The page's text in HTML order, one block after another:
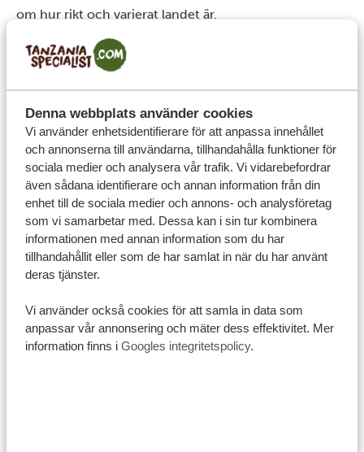
Denna webbplats använder cookies
Vi använder enhetsidentifierare för att anpassa innehållet
och annonserna till användarna, tillhandahålla funktioner för
sociala medier och analysera vår trafik. Vi vidarebefordrar
även sådana identifierare och annan information från din
enhet till de sociala medier och annons- och analysföretag
som vi samarbetar med. Dessa kan i sin tur kombinera
informationen med annan information som du har
tillhandahållit eller som de har samlat in när du har använt
deras tjänster.
Vi använder också cookies för att samla in data som
anpassar vår annonsering och mäter dess effektivitet. Mer
information finns i Googles integritetspolicy.
om hur rikt och varierat landet är.
För oss är det just det som gör Tanzanias floder så
fascinerande. De är inte bara vackra att se på. De
sätt som verkligen känns levande.
Vill du uppleva någon av Tanzanias floder på nära håll,
kanske under en båttur eller som en del av en större
resa?Hör gärna av dig till oss, så hjälper vi dig att
planera ett upplägg som passar just dig. ✨
Dela med dig av denna
artikel: